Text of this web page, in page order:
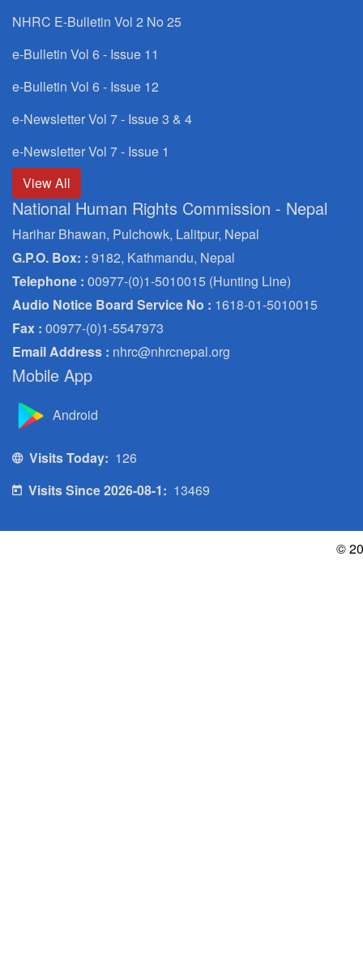
NHRC E-Bulletin Vol 2 No 25
e-Bulletin Vol 6 - Issue 11
e-Bulletin Vol 6 - Issue 12
e-Newsletter Vol 7 - Issue 3 & 4
e-Newsletter Vol 7 - Issue 1
View All
National Human Rights Commission - Nepal
Harihar Bhawan, Pulchowk, Lalitpur, Nepal
G.P.O. Box: : 9182, Kathmandu, Nepal
Telephone : 00977-(0)1-5010015 (Hunting Line)
Audio Notice Board Service No : 1618-01-5010015
Fax : 00977-(0)1-5547973
Email Address : nhrc@nhrcnepal.org
Mobile App
Android
Visits Today: 126
Visits Since 2026-08-1: 13469
©